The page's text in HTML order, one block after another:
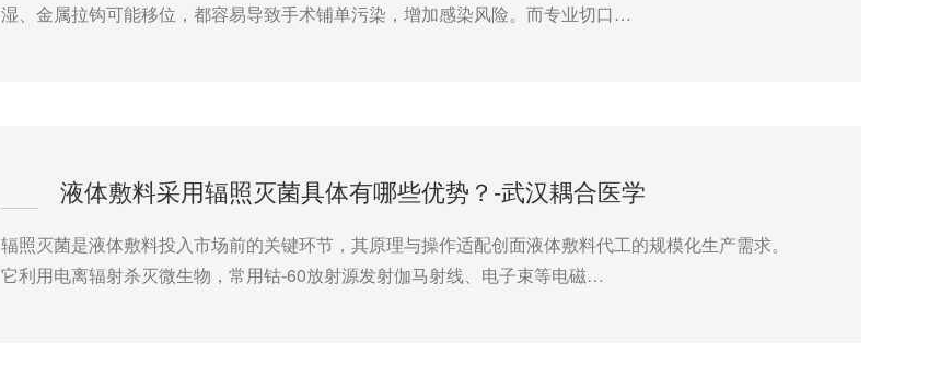
湿、金属拉钩可能移位，都容易导致手术铺单污染，增加感染风险。而专业切口…
液体敷料采用辐照灭菌具体有哪些优势？-武汉耦合医学
辐照灭菌是液体敷料投入市场前的关键环节，其原理与操作适配创面液体敷料代工的规模化生产需求。
它利用电离辐射杀灭微生物，常用钴-60放射源发射伽马射线、电子束等电磁…